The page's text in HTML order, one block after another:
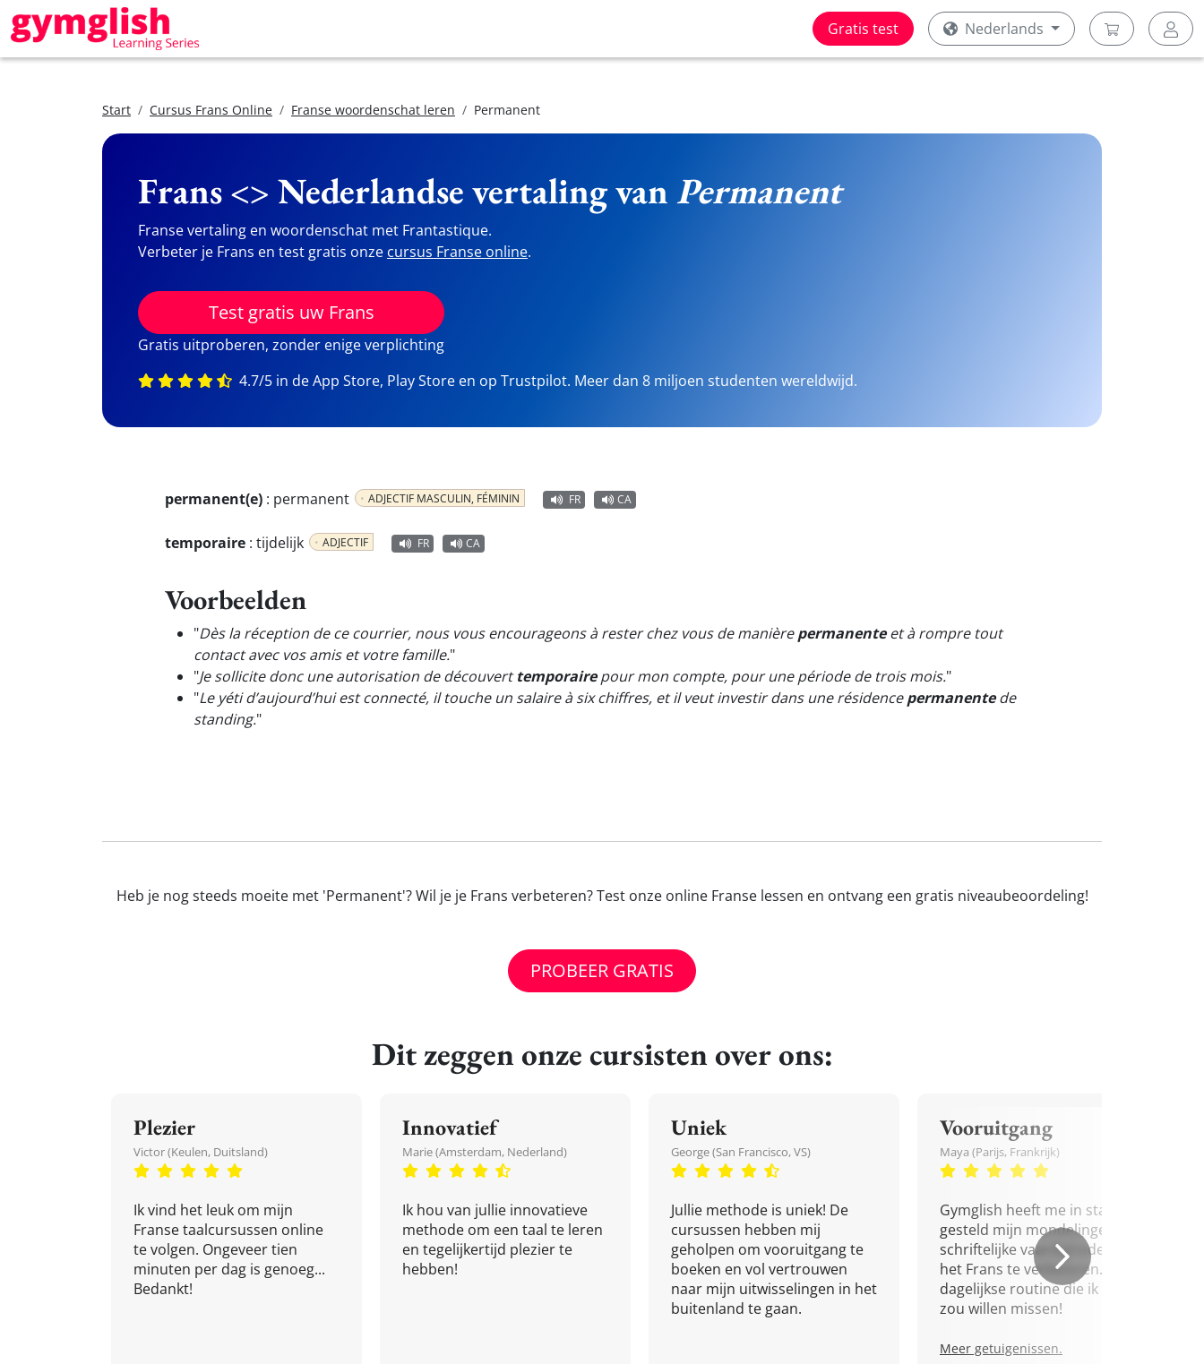
Gratis test Nederlands
Start Cursus Frans Online Franse woordenschat leren Permanent
Frans <> Nederlandse vertaling vanPermanent
Franse vertaling en woordenschat met Frantastique.
Verbeter je Frans en test gratis onze cursus Franse online.
Test gratis uw Frans
Gratis uitproberen, zonder enige verplichting
4.7/5 in de App Store, Play Store en op Trustpilot. Meer dan 8 miljoen studenten wereldwijd.
permanent(e) : permanent ADJECTIF MASCULIN, FÉMININ FR CA
temporaire : tijdelijk ADJECTIF FR CA
Voorbeelden
"Dès la réception de ce courrier, nous vous encourageons à rester chez vous de manièrepermanenteet à rompre tout
contact avec vos amis et votre famille."
"Je sollicite donc une autorisation de découverttemporairepour mon compte, pour une période de trois mois."
"Le yéti d’aujourd’hui est connecté, il touche un salaire à six chiffres, et il veut investir dans une résidencepermanentede
standing."
Heb je nog steeds moeite met 'Permanent'? Wil je je Frans verbeteren? Test onze online Franse lessen en ontvang een gratis niveaubeoordeling!
PROBEER GRATIS
Dit zeggen onze cursisten over ons:
Plezier
Victor (Keulen, Duitsland)
Ik vind het leuk om mijn
Franse taalcursussen online
te volgen. Ongeveer tien
minuten per dag is genoeg...
Bedankt!
Innovatief
Marie (Amsterdam, Nederland)
Ik hou van jullie innovatieve
methode om een taal te leren
en tegelijkertijd plezier te
hebben!
Uniek
George (San Francisco, VS)
Jullie methode is uniek! De
cursussen hebben mij
geholpen om vooruitgang te
boeken en vol vertrouwen
naar mijn uitwisselingen in het
buitenland te gaan.
Vooruitgang
Maya (Parijs, Frankrijk)
Gymglish heeft me in staat
gesteld mijn mondelinge en
schriftelijke vaardigheden in
het Frans te verbeteren. Een
dagelijkse routine die ik niet
zou willen missen!
Meer getuigenissen.